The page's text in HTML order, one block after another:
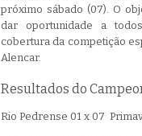
próximo sábado (07). O
dar oportunidade a
cobertura da competição
Alencar.
Resultados do
Rio Pedrense 01 x 07